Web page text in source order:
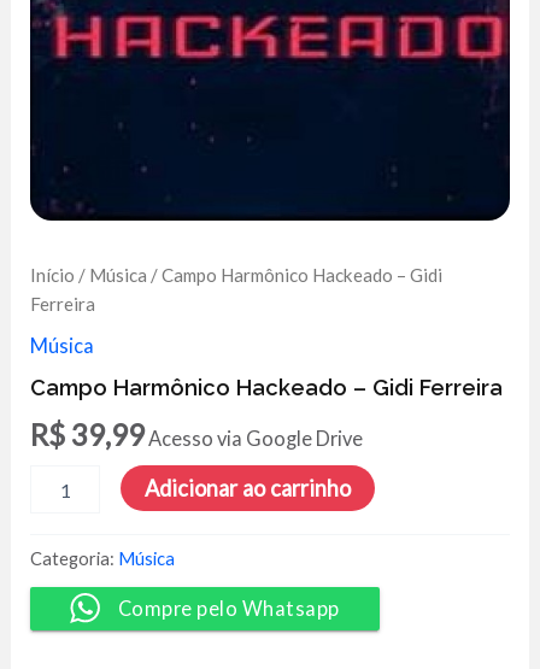
Início / Música / Campo Harmônico Hackeado – Gidi
Ferreira
Música
Campo Harmônico Hackeado – Gidi Ferreira
R$ 39,99Acesso via Google Drive
Harmônico
-
Gidi
Ferreira
quantidade
Adicionar ao carrinho
Categoria: Música
Compre pelo Whatsapp